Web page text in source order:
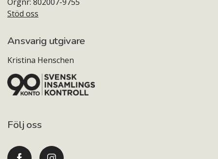
Stöd oss
Ansvarig utgivare
Kristina Henschen
Följ oss